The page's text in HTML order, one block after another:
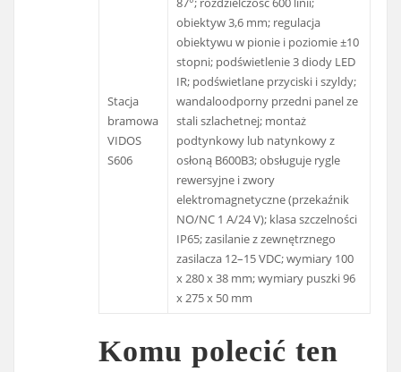
Stacja
bramowa
VIDOS
S606
obiektyw 3,6 mm; regulacja
obiektywu w pionie i poziomie ±10
stopni; podświetlenie 3 diody LED
IR; podświetlane przyciski i szyldy;
wandaloodporny przedni panel ze
stali szlachetnej; montaż
podtynkowy lub natynkowy z
osłoną B600B3; obsługuje rygle
rewersyjne i zwory
elektromagnetyczne (przekaźnik
NO/NC 1 A/24 V); klasa szczelności
IP65; zasilanie z zewnętrznego
zasilacza 12–15 VDC; wymiary 100
x 280 x 38 mm; wymiary puszki 96
x 275 x 50 mm
Komu polecić ten